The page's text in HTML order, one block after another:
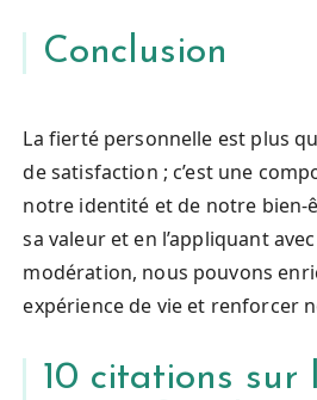
Conclusion
La fierté personnelle est plus
de satisfaction ; c’est une
notre identité et de notre bien-
sa valeur et en l’appliquant
modération, nous pouvons
expérience de vie et renforcer
10 citations sur